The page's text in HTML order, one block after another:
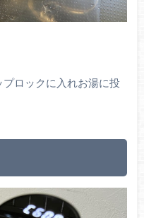
ロックに入れお湯に投